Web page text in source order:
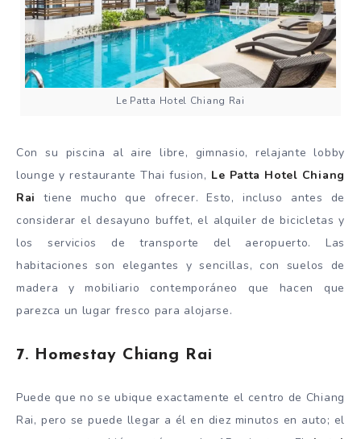
Le Patta Hotel Chiang Rai
Con su piscina al aire libre, gimnasio, relajante lobby
lounge y restaurante Thai fusion, Le Patta Hotel Chiang
Rai
tiene mucho que ofrecer. Esto, incluso antes de
considerar el desayuno buffet, el alquiler de bicicletas y
los servicios de transporte del aeropuerto. Las
habitaciones son elegantes y sencillas, con suelos de
madera y mobiliario contemporáneo que hacen que
parezca un lugar fresco para alojarse.
7. Homestay Chiang Rai
Puede que no se ubique exactamente el centro de Chiang
Rai, pero se puede llegar a él en diez minutos en auto; el